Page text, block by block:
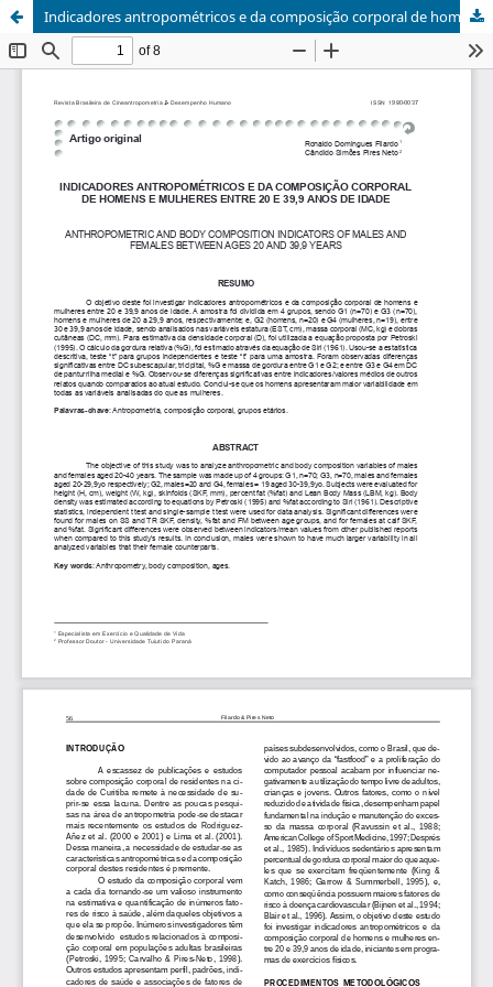
Indicadores antropométricos e da composição corporal de homens e mulheres entre 20 e 39,9 anos de idade